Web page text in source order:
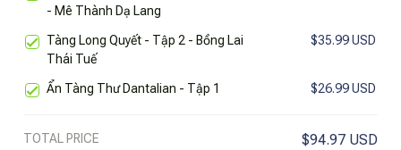
- Mê Thành Dạ Lang
Tàng Long Quyết - Tập 2 - Bồng Lai
Thái Tuế
$35.99 USD
Ẩn Tàng Thư Dantalian - Tập 1 $26.99 USD
TOTAL PRICE $94.97 USD